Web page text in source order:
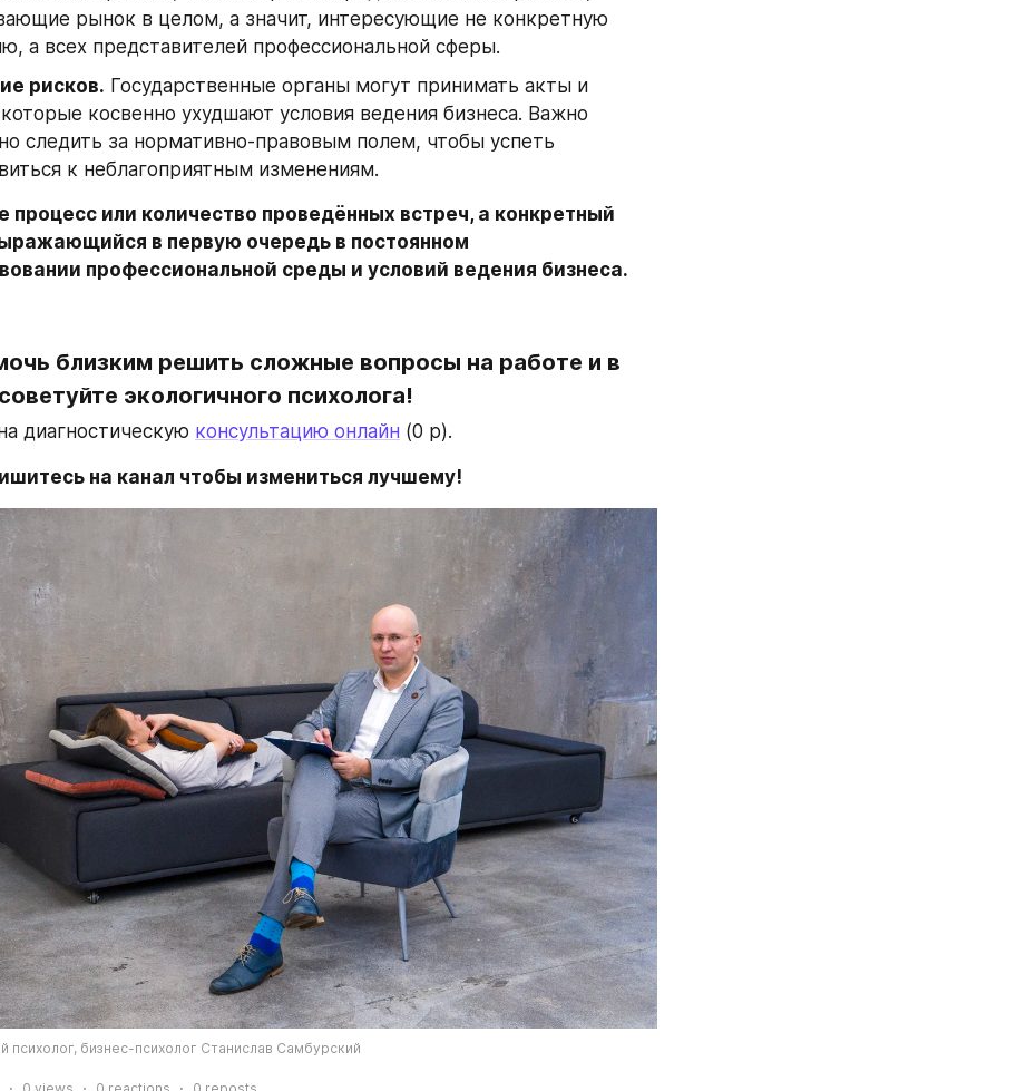
рынок в целом, а значит, интересующие не конкретную
а всех представителей профессиональной сферы.
рисков. Государственные органы могут принимать акты и
косвенно ухудшают условия ведения бизнеса. Важно
следить за нормативно-правовым полем, чтобы успеть
к неблагоприятным изменениям.
процесс или количество проведённых встреч, а конкретный
в первую очередь в постоянном
профессиональной среды и условий ведения бизнеса.
близким решить сложные вопросы на работе и в
экологичного психолога!
диагностическую консультацию онлайн (0 р).
на канал чтобы измениться лучшему!
психолог, бизнес-психолог Станислав Самбурский